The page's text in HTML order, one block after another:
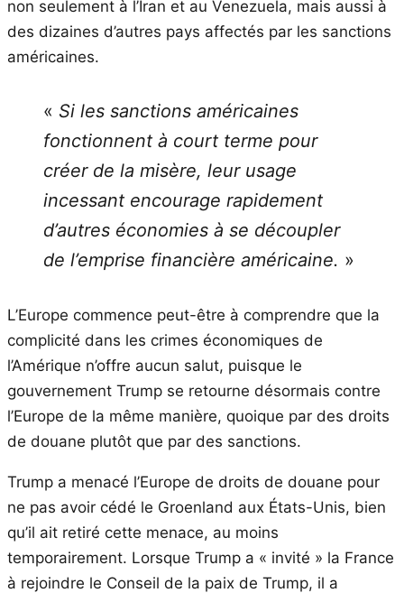
non seulement à l’Iran et au Venezuela, mais aussi à
des dizaines d’autres pays affectés par les sanctions
américaines.
« Si les sanctions américaines
fonctionnent à court terme pour
créer de la misère, leur usage
incessant encourage rapidement
d’autres économies à se découpler
de l’emprise financière américaine. »
L’Europe commence peut-être à comprendre que la
complicité dans les crimes économiques de
l’Amérique n’offre aucun salut, puisque le
gouvernement Trump se retourne désormais contre
l’Europe de la même manière, quoique par des droits
de douane plutôt que par des sanctions.
Trump a menacé l’Europe de droits de douane pour
ne pas avoir cédé le Groenland aux États-Unis, bien
qu’il ait retiré cette menace, au moins
temporairement. Lorsque Trump a « invité » la France
à rejoindre le Conseil de la paix de Trump, il a